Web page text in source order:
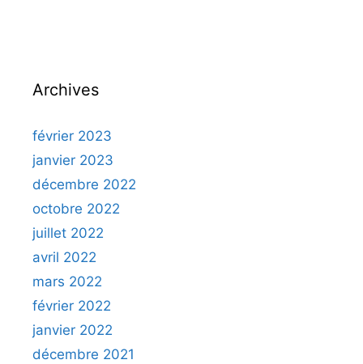
Archives
février 2023
janvier 2023
décembre 2022
octobre 2022
juillet 2022
avril 2022
mars 2022
février 2022
janvier 2022
décembre 2021